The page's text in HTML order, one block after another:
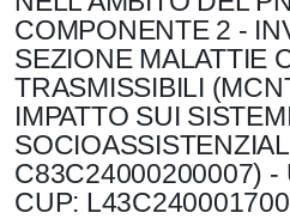
COMPONENTE 2 -
SEZIONE MALATTIE
TRASMISSIBILI
IMPATTO SUI
C83C24000200007) -
CUP: